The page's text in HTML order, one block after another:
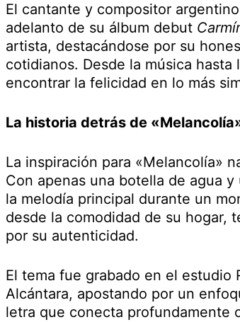
El cantante y compositor
adelanto de su álbum debut
artista, destacándose por su
cotidianos. Desde la música
encontrar la felicidad en lo más
La historia detrás de
La inspiración para «Melancolía»
Con apenas una botella de agua
la melodía principal durante un
desde la comodidad de su hogar,
por su autenticidad.
El tema fue grabado en el estudio
Alcántara, apostando por un
letra que conecta profundamente